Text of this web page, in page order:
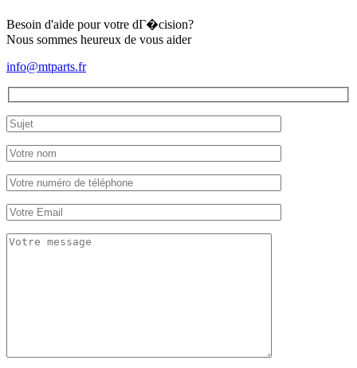
Besoin d'aide pour votre dГ�cision?
Nous sommes heureux de vous aider
info@mtparts.fr